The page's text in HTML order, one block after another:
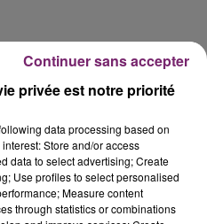
privée est notre priorité
data processing based on
Store and/or access
data to select advertising; Create
Use profiles to select personalised
Measure content
through statistics or combinations
Continuer sans accepter